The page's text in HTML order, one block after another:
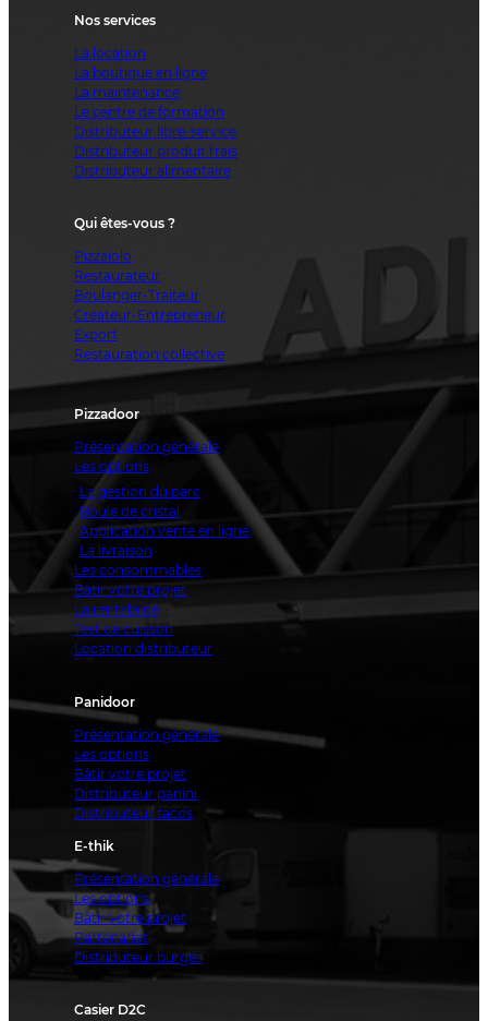
Nos services
La location
La boutique en ligne
La maintenance
Le centre de formation
Distributeur libre-service
Distributeur produit frais
Distributeur alimentaire
Qui êtes-vous ?
Pizzaiolo
Restaurateur
Boulanger-Traiteur
Créateur-Entrepreneur
Export
Restauration collective
Pizzadoor
Présentation générale
Les options
La gestion du parc
Boule de cristal
Application vente en ligne
La livraison
Les consommables
Bâtir votre projet
La rentabilité
Test de cuisson
Location distributeur
Panidoor
Présentation générale
Les options
Bâtir votre projet
Distributeur panini
Distributeur tacos
E-thik
Présentation générale
Les options
Bâtir votre projet
Partenariat
Distributeur burger
Casier D2C